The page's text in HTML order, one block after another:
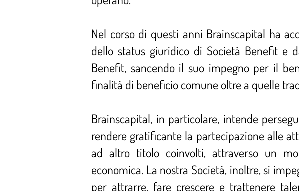
Nel corso di questi anni Brainscapital ha
dello status giuridico di Società Benefit e
Benefit, sancendo il suo impegno per il
finalità di beneficio comune oltre a quelle
Brainscapital, in particolare, intende
rendere gratificante la partecipazione alle
ad altro titolo coinvolti, attraverso un
economica. ​La nostra Società, inoltre, si
per attrarre, fare crescere e trattenere